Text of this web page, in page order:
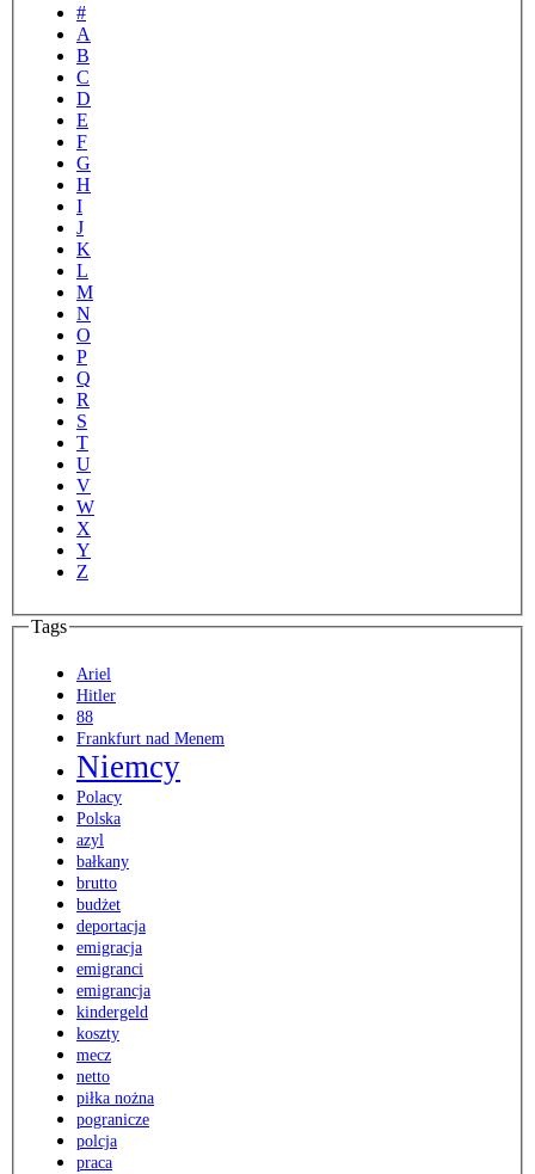
#
A
B
C
D
E
F
G
H
I
J
K
L
M
N
O
P
Q
R
S
T
U
V
W
X
Y
Z
Tags
Ariel
Hitler
88
Frankfurt nad Menem
Niemcy
Polacy
Polska
azyl
bałkany
brutto
budżet
deportacja
emigracja
emigranci
emigrancja
kindergeld
koszty
mecz
netto
piłka nożna
pogranicze
polcja
praca